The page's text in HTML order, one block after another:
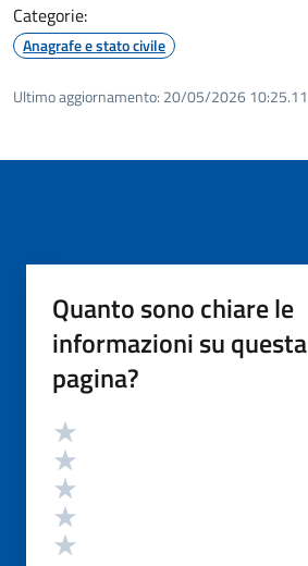
Categorie:
Anagrafe e stato civile
Ultimo aggiornamento: 20/05/2026 10:25.11
Quanto sono chiare le
informazioni su questa
pagina?
Valutazione